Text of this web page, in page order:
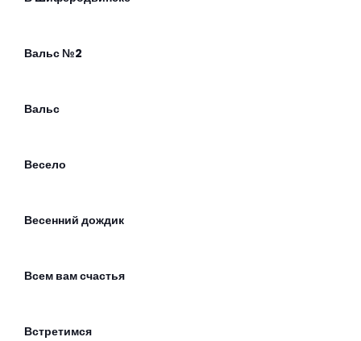
Вальс №2
Вальс
Весело
Весенний дождик
Всем вам счастья
Встретимся